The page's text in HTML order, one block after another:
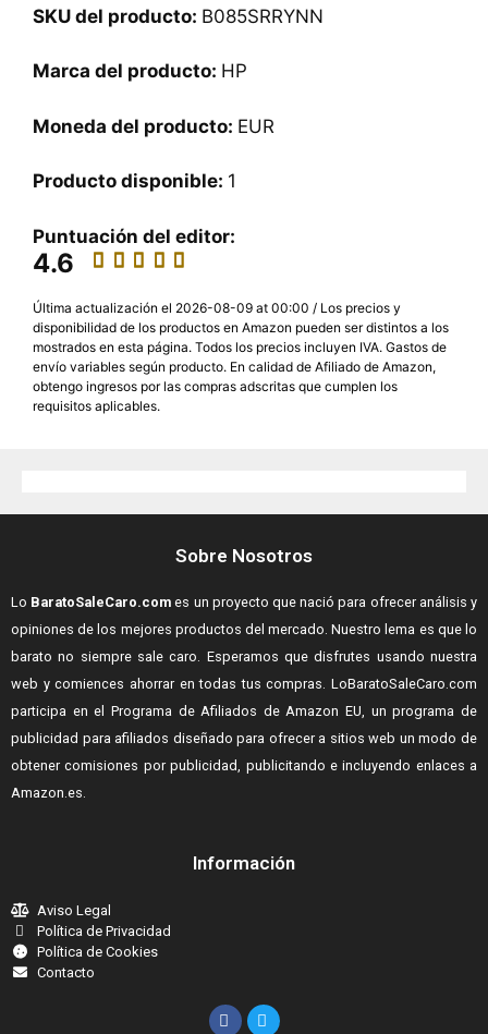
SKU del producto: B085SRRYNN
Marca del producto: HP
Moneda del producto: EUR
Producto disponible: 1
Puntuación del editor:
4.6
Última actualización el 2026-08-09 at 00:00 / Los precios y
disponibilidad de los productos en Amazon pueden ser distintos a los
mostrados en esta página. Todos los precios incluyen IVA. Gastos de
envío variables según producto. En calidad de Afiliado de Amazon,
obtengo ingresos por las compras adscritas que cumplen los
requisitos aplicables.
Sobre Nosotros
Lo BaratoSaleCaro.com es un proyecto que nació para ofrecer análisis y
opiniones de los mejores productos del mercado. Nuestro lema es que lo
barato no siempre sale caro. Esperamos que disfrutes usando nuestra
web y comiences ahorrar en todas tus compras. LoBaratoSaleCaro.com
participa en el Programa de Afiliados de Amazon EU, un programa de
publicidad para afiliados diseñado para ofrecer a sitios web un modo de
obtener comisiones por publicidad, publicitando e incluyendo enlaces a
Amazon.es.
Información
Aviso Legal
Política de Privacidad
Política de Cookies
Contacto